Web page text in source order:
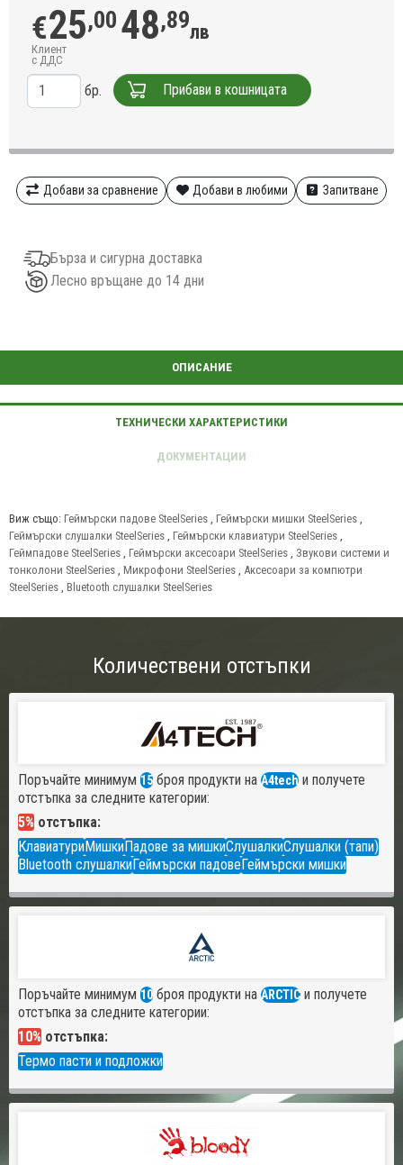
€25,00 48,89лв
Клиент
с ДДС
бр. Прибави в кошницата
Добави за сравнение Добави в любими Запитване
Бърза и сигурна доставка
Лесно връщане до 14 дни
Виж също: Геймърски падове SteelSeries , Геймърски мишки SteelSeries ,
Геймърски слушалки SteelSeries , Геймърски клавиатури SteelSeries ,
Геймпадове SteelSeries , Геймърски аксесоари SteelSeries , Звукови системи и
тонколони SteelSeries , Микрофони SteelSeries , Аксесоари за компютри
SteelSeries , Bluetooth слушалки SteelSeries
Количествени отстъпки
Поръчайте минимум 15 броя продукти на A4tech и получете
отстъпка за следните категории:
5% отстъпка:
КлавиатуриМишкиПадове за мишкиСлушалкиСлушалки (тапи)
Bluetooth слушалкиГеймърски падовеГеймърски мишки
Поръчайте минимум 10 броя продукти на ARCTIC и получете
отстъпка за следните категории:
10% отстъпка:
Термо пасти и подложки